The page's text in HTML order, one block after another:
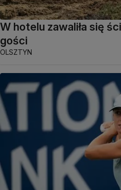
W hotelu zawaliła się
gości
OLSZTYN